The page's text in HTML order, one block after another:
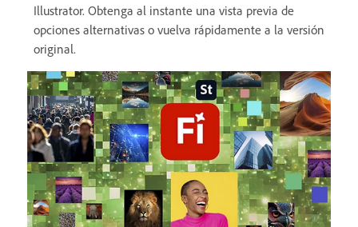
Illustrator. Obtenga al instante una vista previa de
opciones alternativas o vuelva rápidamente a la versión
original.